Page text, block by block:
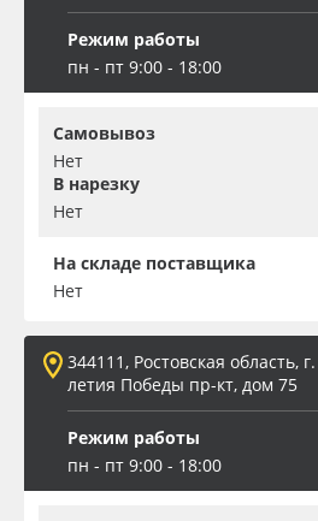
Режим работы
пн - пт 9:00 - 18:00
Самовывоз
Нет
В нарезку
Нет
На складе поставщика
Нет
344111, Ростовская область,
летия Победы пр-кт, дом 75
Режим работы
пн - пт 9:00 - 18:00